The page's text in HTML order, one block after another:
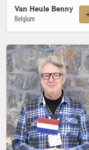
Van Heule Benny
Belgium